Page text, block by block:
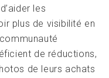
les
plus de visibilité en
de réductions,
de leurs achats